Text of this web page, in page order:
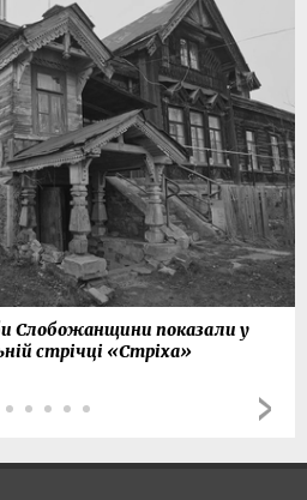
Слобожанщини показали у
стрічці «Стріха»